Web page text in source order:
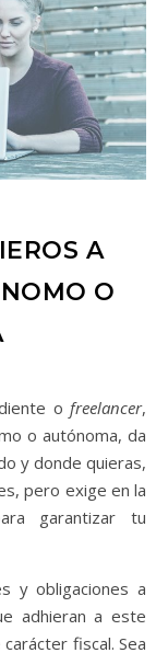
A
O
o freelancer,
o autónoma, da
y donde quieras,
pero exige en la
garantizar tu
y obligaciones a
adhieran a este
fiscal. Sea